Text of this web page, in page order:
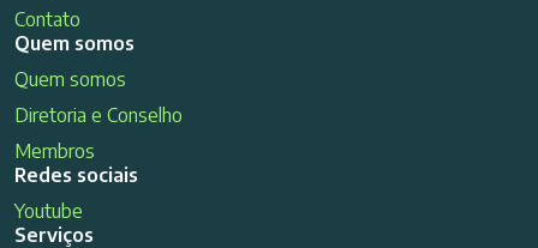
Contato
Quem somos
Quem somos
Diretoria e Conselho
Membros
Redes sociais
Youtube
Serviços